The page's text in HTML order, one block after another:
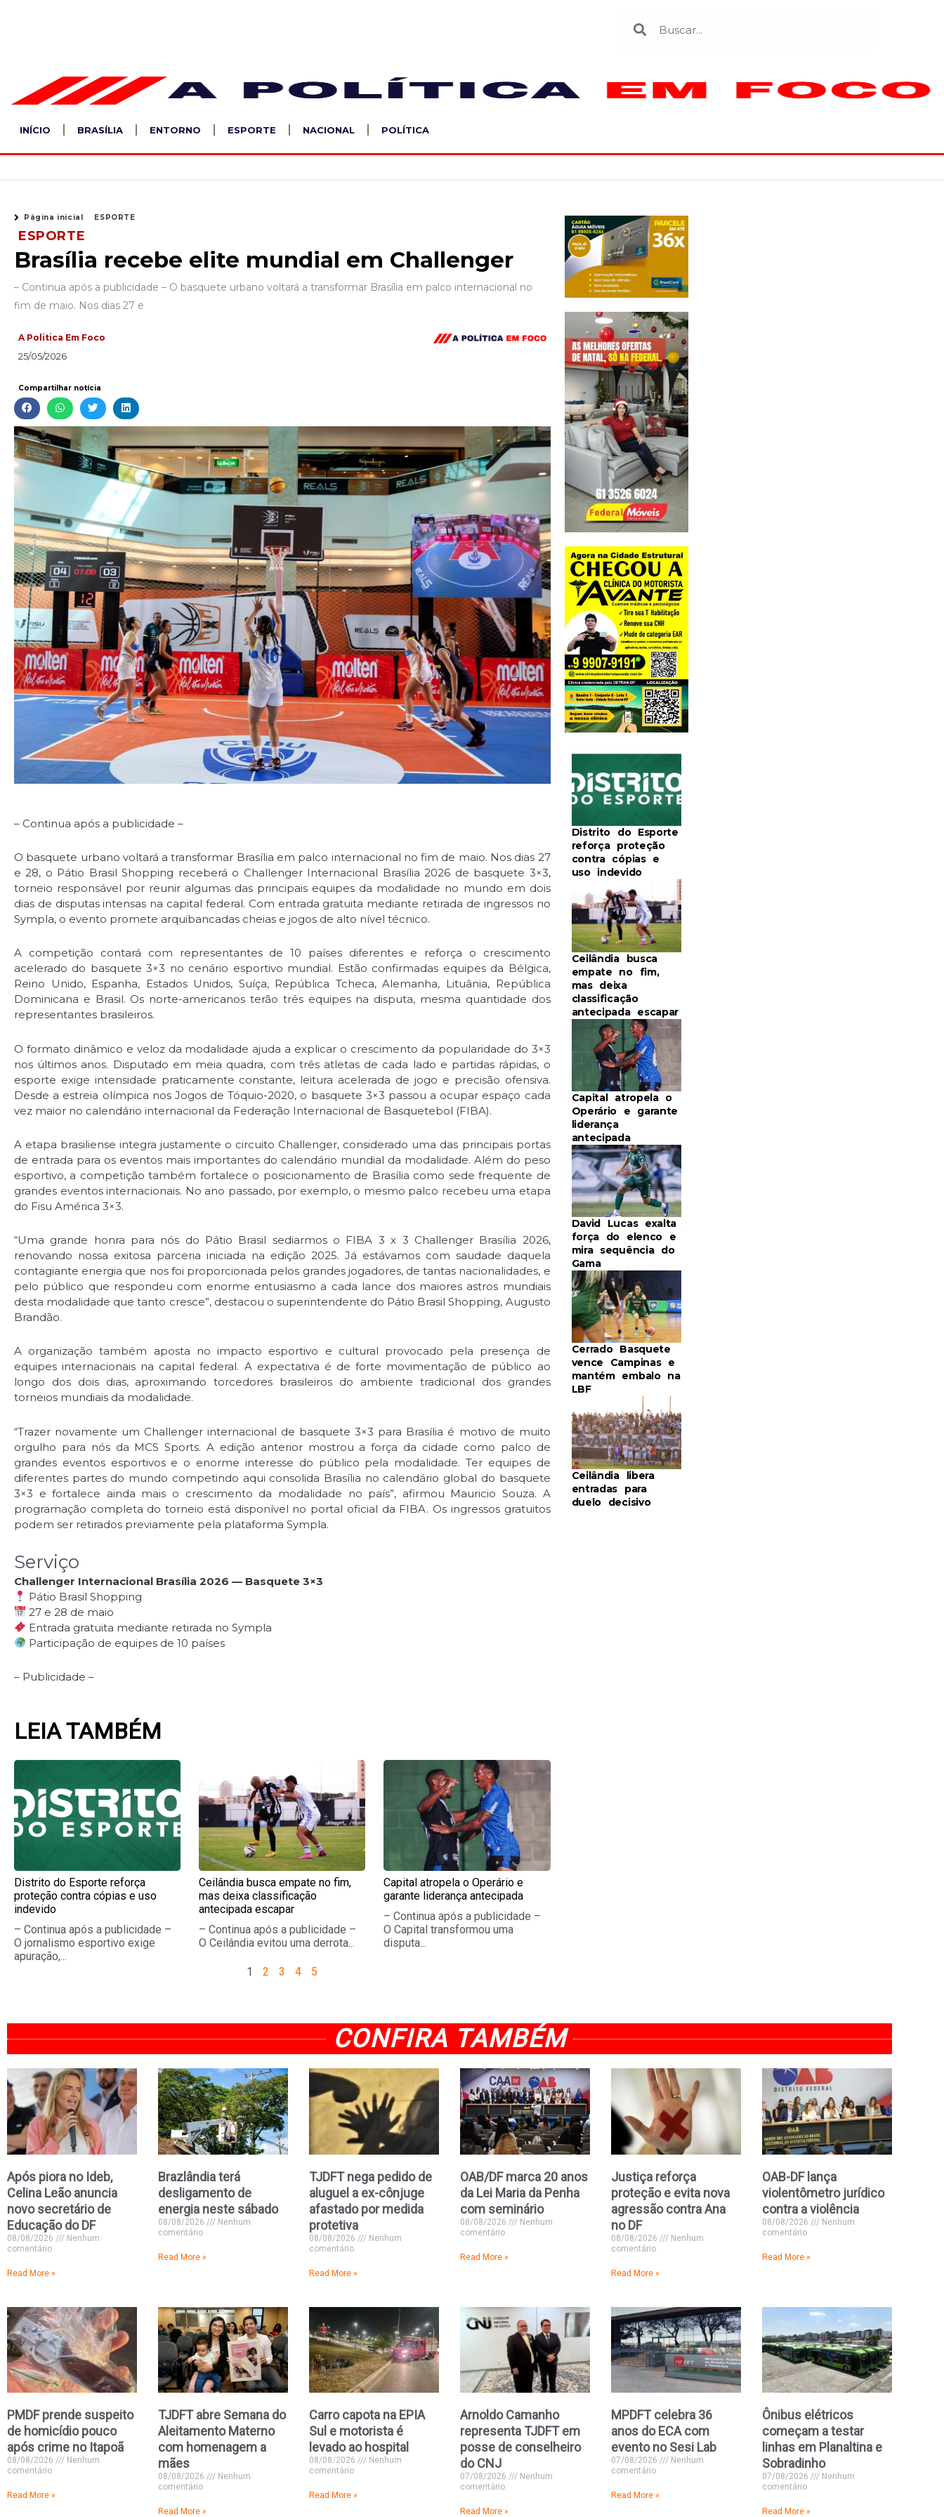
INÍCIO BRASÍLIA ENTORNO ESPORTE NACIONAL POLÍTICA
Página inicial ESPORTE
ESPORTE
Brasília recebe elite mundial em Challenger
– Continua após a publicidade – O basquete urbano voltará a transformar Brasília em palco internacional no
fim de maio. Nos dias 27 e
A Politica Em Foco
25/05/2026
Compartilhar notícia
– Continua após a publicidade –
O basquete urbano voltará a transformar Brasília em palco internacional no fim de maio. Nos dias 27
e 28, o Pátio Brasil Shopping receberá o Challenger Internacional Brasília 2026 de basquete 3×3,
torneio responsável por reunir algumas das principais equipes da modalidade no mundo em dois
dias de disputas intensas na capital federal. Com entrada gratuita mediante retirada de ingressos no
Sympla, o evento promete arquibancadas cheias e jogos de alto nível técnico.
A competição contará com representantes de 10 países diferentes e reforça o crescimento
acelerado do basquete 3×3 no cenário esportivo mundial. Estão confirmadas equipes da Bélgica,
Reino Unido, Espanha, Estados Unidos, Suíça, República Tcheca, Alemanha, Lituânia, República
Dominicana e Brasil. Os norte-americanos terão três equipes na disputa, mesma quantidade dos
representantes brasileiros.
O formato dinâmico e veloz da modalidade ajuda a explicar o crescimento da popularidade do 3×3
nos últimos anos. Disputado em meia quadra, com três atletas de cada lado e partidas rápidas, o
esporte exige intensidade praticamente constante, leitura acelerada de jogo e precisão ofensiva.
Desde a estreia olímpica nos Jogos de Tóquio-2020, o basquete 3×3 passou a ocupar espaço cada
vez maior no calendário internacional da Federação Internacional de Basquetebol (FIBA).
A etapa brasiliense integra justamente o circuito Challenger, considerado uma das principais portas
de entrada para os eventos mais importantes do calendário mundial da modalidade. Além do peso
esportivo, a competição também fortalece o posicionamento de Brasília como sede frequente de
grandes eventos internacionais. No ano passado, por exemplo, o mesmo palco recebeu uma etapa
do Fisu América 3×3.
“Uma grande honra para nós do Pátio Brasil sediarmos o FIBA 3 x 3 Challenger Brasília 2026,
renovando nossa exitosa parceria iniciada na edição 2025. Já estávamos com saudade daquela
contagiante energia que nos foi proporcionada pelos grandes jogadores, de tantas nacionalidades, e
pelo público que respondeu com enorme entusiasmo a cada lance dos maiores astros mundiais
desta modalidade que tanto cresce”, destacou o superintendente do Pátio Brasil Shopping, Augusto
Brandão.
A organização também aposta no impacto esportivo e cultural provocado pela presença de
equipes internacionais na capital federal. A expectativa é de forte movimentação de público ao
longo dos dois dias, aproximando torcedores brasileiros do ambiente tradicional dos grandes
torneios mundiais da modalidade.
“Trazer novamente um Challenger internacional de basquete 3×3 para Brasília é motivo de muito
orgulho para nós da MCS Sports. A edição anterior mostrou a força da cidade como palco de
grandes eventos esportivos e o enorme interesse do público pela modalidade. Ter equipes de
diferentes partes do mundo competindo aqui consolida Brasília no calendário global do basquete
3×3 e fortalece ainda mais o crescimento da modalidade no país”, afirmou Mauricio Souza. A
programação completa do torneio está disponível no portal oficial da FIBA. Os ingressos gratuitos
podem ser retirados previamente pela plataforma Sympla.
Serviço
Challenger Internacional Brasília 2026 — Basquete 3×3
Pátio Brasil Shopping
27 e 28 de maio
Entrada gratuita mediante retirada no Sympla
Participação de equipes de 10 países
– Publicidade –
LEIA TAMBÉM
Distrito do Esporte reforça
proteção contra cópias e uso
indevido
– Continua após a publicidade –
O jornalismo esportivo exige
apuração,...
Ceilândia busca empate no fim,
mas deixa classificação
antecipada escapar
– Continua após a publicidade –
O Ceilândia evitou uma derrota...
Capital atropela o Operário e
garante liderança antecipada
– Continua após a publicidade –
O Capital transformou uma
disputa...
1 2 3 4 5
Distrito do Esporte
reforça proteção
contra cópias e
uso indevido
Ceilândia busca
empate no fim,
mas deixa
classificação
antecipada escapar
Capital atropela o
Operário e garante
liderança
antecipada
David Lucas exalta
força do elenco e
mira sequência do
Gama
Cerrado Basquete
vence Campinas e
mantém embalo na
LBF
Ceilândia libera
entradas para
duelo decisivo
CONFIRA TAMBÉM
Após piora no Ideb,
Celina Leão anuncia
novo secretário de
Educação do DF
08/08/2026
Nenhum
comentário
Read More »
Brazlândia terá
desligamento de
energia neste sábado
08/08/2026
Nenhum
comentário
Read More »
TJDFT nega pedido de
aluguel a ex-cônjuge
afastado por medida
protetiva
08/08/2026
Nenhum
comentário
Read More »
OAB/DF marca 20 anos
da Lei Maria da Penha
com seminário
08/08/2026
Nenhum
comentário
Read More »
Justiça reforça
proteção e evita nova
agressão contra Ana
no DF
08/08/2026
Nenhum
comentário
Read More »
OAB-DF lança
violentômetro jurídico
contra a violência
08/08/2026
Nenhum
comentário
Read More »
PMDF prende suspeito
de homicídio pouco
após crime no Itapoã
08/08/2026
Nenhum
comentário
Read More »
TJDFT abre Semana do
Aleitamento Materno
com homenagem a
mães
08/08/2026
Nenhum
comentário
Read More »
Carro capota na EPIA
Sul e motorista é
levado ao hospital
08/08/2026
Nenhum
comentário
Read More »
Arnoldo Camanho
representa TJDFT em
posse de conselheiro
do CNJ
07/08/2026
Nenhum
comentário
Read More »
MPDFT celebra 36
anos do ECA com
evento no Sesi Lab
07/08/2026
Nenhum
comentário
Read More »
Ônibus elétricos
começam a testar
linhas em Planaltina e
Sobradinho
07/08/2026
Nenhum
comentário
Read More »